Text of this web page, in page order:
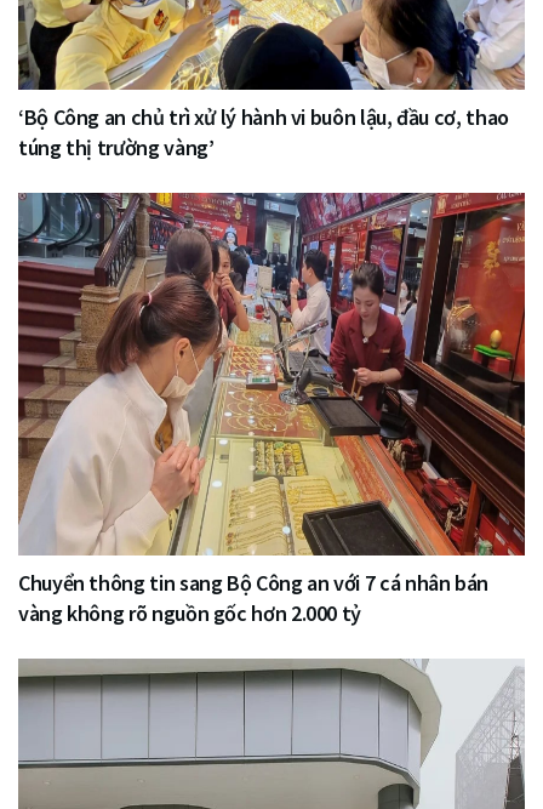
‘Bộ Công an chủ trì xử lý hành vi buôn lậu, đầu cơ, thao
túng thị trường vàng’
Chuyển thông tin sang Bộ Công an với 7 cá nhân bán
vàng không rõ nguồn gốc hơn 2.000 tỷ